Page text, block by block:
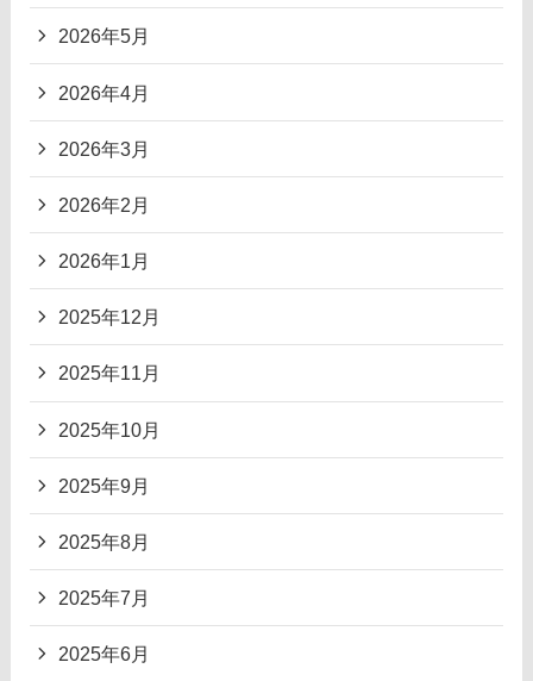
2026年5月
2026年4月
2026年3月
2026年2月
2026年1月
2025年12月
2025年11月
2025年10月
2025年9月
2025年8月
2025年7月
2025年6月